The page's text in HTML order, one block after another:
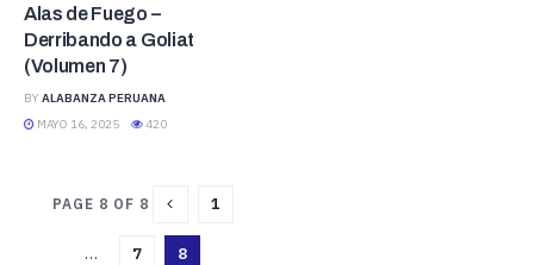
Alas de Fuego –
Derribando a Goliat
(Volumen 7)
BY ALABANZA PERUANA
MAYO 16, 2025
420
PAGE 8 OF 8 1
… 7 8